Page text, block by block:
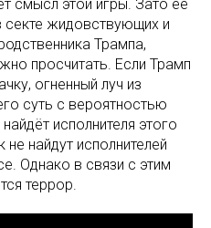
смысл этой игры. Зато её
жидовствующих и
Трампа,
просчитать. Если Трамп
огненный луч из
суть с вероятностью
исполнителя этого
найдут исполнителей
Однако в связи с этим
террор.